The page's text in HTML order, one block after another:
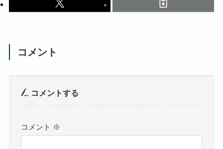
コメント
コメントする
コメント ※